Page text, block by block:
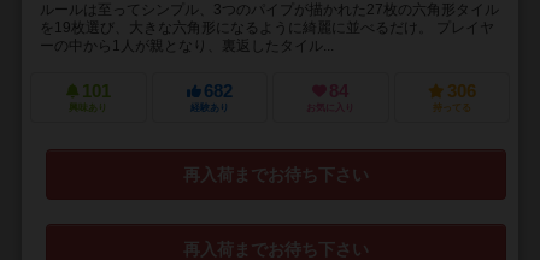
ルールは至ってシンプル、3つのパイプが描かれた27枚の六角形タイル
を19枚選び、大きな六角形になるように綺麗に並べるだけ。 プレイヤ
ーの中から1人が親となり、裏返したタイル...
101
興味あり
682
経験あり
84
お気に入り
306
持ってる
再入荷までお待ち下さい
再入荷までお待ち下さい